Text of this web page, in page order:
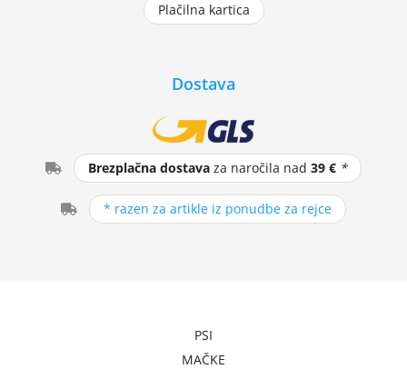
Plačilna kartica
Dostava
Brezplačna dostava za naročila nad39 € *
* razen za artikle iz ponudbe za rejce
PSI
MAČKE